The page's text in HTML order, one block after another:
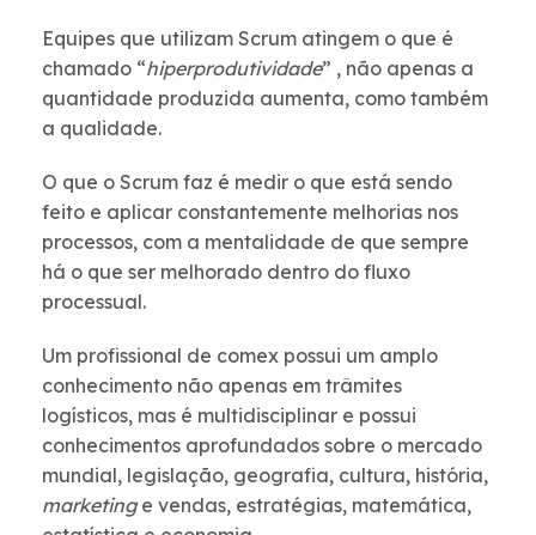
Equipes que utilizam Scrum atingem o que é
chamado “hiperprodutividade” , não apenas a
quantidade produzida aumenta, como também
a qualidade.
O que o Scrum faz é medir o que está sendo
feito e aplicar constantemente melhorias nos
processos, com a mentalidade de que sempre
há o que ser melhorado dentro do fluxo
processual.
Um profissional de comex possui um amplo
conhecimento não apenas em trâmites
logísticos, mas é multidisciplinar e possui
conhecimentos aprofundados sobre o mercado
mundial, legislação, geografia, cultura, história,
marketing e vendas, estratégias, matemática,